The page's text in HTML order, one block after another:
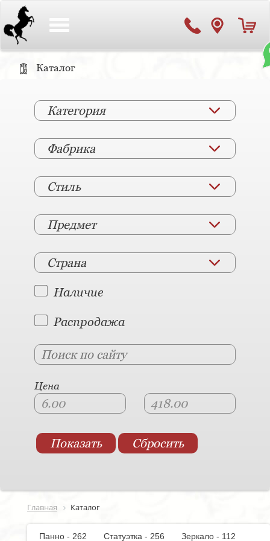
Каталог
Категория
Фабрика
Стиль
Предмет
Страна
Наличие
Распродажа
Цена
Главная Каталог
Панно - 262 Статуэтка - 256
Зеркало - 112